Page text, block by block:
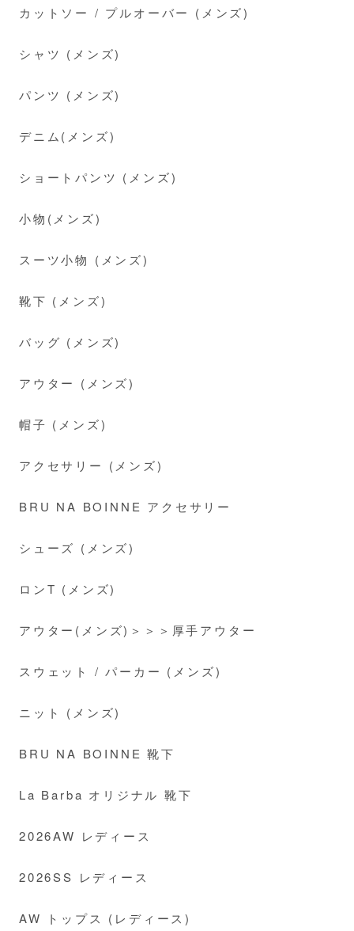
カットソー / プルオーバー (メンズ)
シャツ (メンズ)
パンツ (メンズ)
デニム(メンズ)
ショートパンツ (メンズ)
小物(メンズ)
スーツ小物 (メンズ)
靴下 (メンズ)
バッグ (メンズ)
アウター (メンズ)
帽子 (メンズ)
アクセサリー (メンズ)
BRU NA BOINNE アクセサリー
シューズ (メンズ)
ロンT (メンズ)
アウター(メンズ)＞＞＞厚手アウター
スウェット / パーカー (メンズ)
ニット (メンズ)
BRU NA BOINNE 靴下
La Barba オリジナル 靴下
2026AW レディース
2026SS レディース
AW トップス (レディース)